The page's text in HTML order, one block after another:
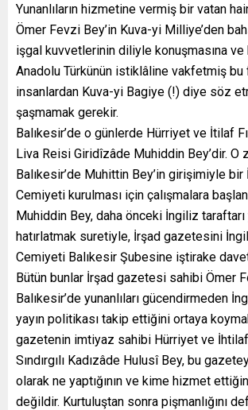
Yunanlıların hizmetine vermiş bir vatan
Ömer Fevzi Bey’in Kuva-yi Milliye’den
işgal kuvvetlerinin diliyle konuşmasına
Anadolu Türkünün istiklâline vakfetmiş bu
insanlardan Kuva-yi Bagiye (!) diye söz
şaşmamak gerekir.
Balıkesir’de o günlerde Hürriyet ve İtilaf
Liva Reisi Giridîzâde Muhiddin Bey’dir. O
Balıkesir’de Muhittin Bey’in girişimiyle
Cemiyeti kurulması için çalışmalara
Muhiddin Bey, daha önceki İngiliz taraftarı
hatırlatmak suretiyle, İrşad gazetesini
Cemiyeti Balıkesir Şubesine iştirake
Bütün bunlar İrşad gazetesi sahibi Ömer
Balıkesir’de yunanlıları gücendirmeden
yayın politikası takip ettiğini ortaya
gazetenin imtiyaz sahibi Hürriyet ve İhtilaf
Sındırgılı Kadızâde Hulusî Bey, bu
olarak ne yaptığının ve kime hizmet
değildir. Kurtuluştan sonra pişmanlığını